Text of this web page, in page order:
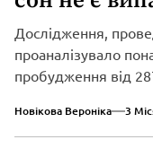
Дослідження,
проаналізувало
пробудження від
Новікова Вероніка 3